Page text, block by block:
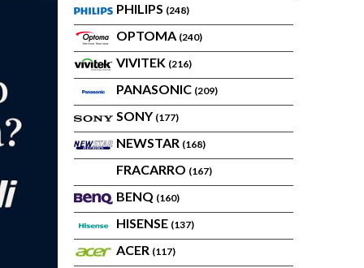
PHILIPS (248)
OPTOMA (240)
VIVITEK (216)
PANASONIC (209)
SONY (177)
NEWSTAR (168)
FRACARRO (167)
BENQ (160)
HISENSE (137)
ACER (117)